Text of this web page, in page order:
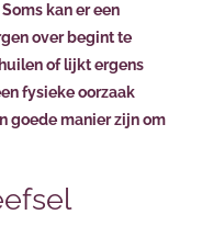
kan er een
over begint te
of lijkt ergens
fysieke oorzaak
goede manier zijn om